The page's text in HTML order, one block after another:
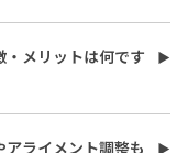
おすすめです。
おりません。専門の
工具で丁寧に作業さ
店舗までお越しくだ
メリットは何です
タッフの対応と安心
換やローテーション
ライメント調整も